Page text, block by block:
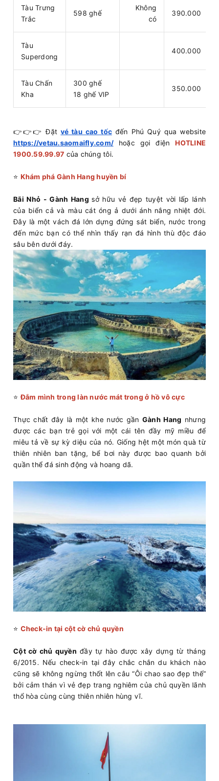
Tàu Trưng
Trắc
598 ghế
Không
có
390.000
Tàu
Superdong
400.000
Tàu Chấn
Kha
300 ghế
18 ghế VIP
350.000
👉👉👉 Đặt vé tàu cao tốc đến Phú Quý qua website
https://vetau.saomaifly.com/hoặc gọi điệnHOTLINE
1900.59.99.97 của chúng tôi.
⭐ Khám phá Gành Hang huyền bí
Bãi Nhỏ - Gành Hang sở hữu vẻ đẹp tuyệt vời lấp lánh
của biển cả và màu cát óng ả dưới ánh nắng nhiệt đới.
Đây là một vách đá lớn dựng đứng sát biển, nước trong
đến mức bạn có thể nhìn thấy rạn đá hình thù độc đáo
sâu bên dưới đáy.
⭐Đắm mình trong làn nước mát trong ở hồ vô cực
Thực chất đây là một khe nước gần Gành Hang nhưng
được các bạn trẻ gọi với một cái tên đầy mỹ miều để
miêu tả về sự kỳ diệu của nó. Giống hệt một món quà từ
thiên nhiên ban tặng, bể bơi này được bao quanh bởi
quần thể đá sinh động và hoang dã.
⭐ Check-in tại cột cờ chủ quyền
Cột cờ chủ quyền đầy tự hào được xây dựng từ tháng
6/2015. Nếu check-in tại đây chắc chắn du khách nào
cũng sẽ không ngừng thốt lên câu “Ôi chao sao đẹp thế”
bởi cảm thán vì vẻ đẹp trang nghiêm của chủ quyền lãnh
thổ hòa cùng cùng thiên nhiên hùng vĩ.